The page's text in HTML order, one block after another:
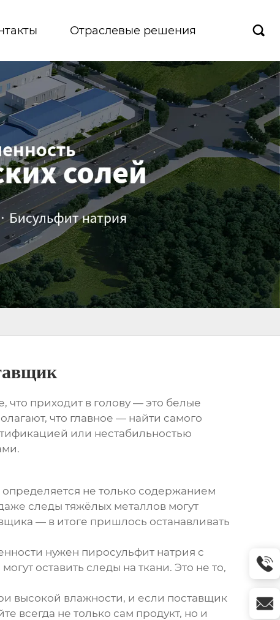
Отраслевые решения 
приходит в голову — это белые
что главное — найти самого
или нестабильностью
не только содержанием
следы тяжёлых металлов могут
— в итоге пришлось останавливать
нужен пиросульфит натрия с
оставить следы на ткани. Это не то,
высокой влажности, и если поставщик
всегда не только сам продукт, но и